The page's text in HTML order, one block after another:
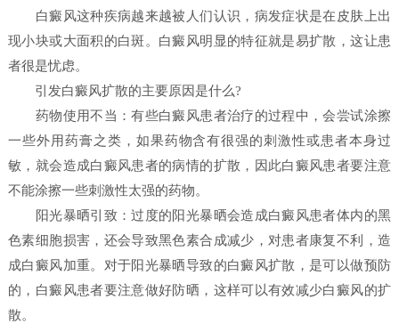
白癜风这种疾病越来越被人们认识，病发症状是在皮肤上出
现小块或大面积的白斑。白癜风明显的特征就是易扩散，这让患
者很是忧虑。
引发白癜风扩散的主要原因是什么?
药物使用不当：有些白癜风患者治疗的过程中，会尝试涂擦
一些外用药膏之类，如果药物含有很强的刺激性或患者本身过
敏，就会造成白癜风患者的病情的扩散，因此白癜风患者要注意
不能涂擦一些刺激性太强的药物。
阳光暴晒引致：过度的阳光暴晒会造成白癜风患者体内的黑
色素细胞损害，还会导致黑色素合成减少，对患者康复不利，造
成白癜风加重。对于阳光暴晒导致的白癜风扩散，是可以做预防
的，白癜风患者要注意做好防晒，这样可以有效减少白癜风的扩
散。